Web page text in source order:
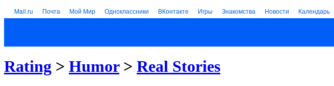
Mail.ru Почта Мой Мир Одноклассники ВКонтакте Игры Знакомства Новости Календарь
Rating > Humor> Real Stories